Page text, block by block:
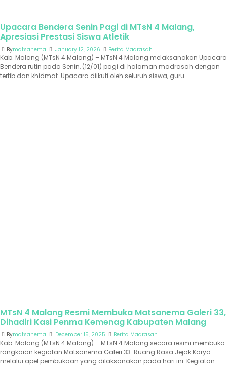
Upacara Bendera Senin Pagi di MTsN 4 Malang,
Apresiasi Prestasi Siswa Atletik
Bymatsanema January 12, 2026 Berita Madrasah
Kab. Malang (MTsN 4 Malang) – MTsN 4 Malang melaksanakan Upacara
Bendera rutin pada Senin, (12/01) pagi di halaman madrasah dengan
tertib dan khidmat. Upacara diikuti oleh seluruh siswa, guru...
MTsN 4 Malang Resmi Membuka Matsanema Galeri 33,
Dihadiri Kasi Penma Kemenag Kabupaten Malang
Bymatsanema December 15, 2025 Berita Madrasah
Kab. Malang (MTsN 4 Malang) – MTsN 4 Malang secara resmi membuka
rangkaian kegiatan Matsanema Galeri 33: Ruang Rasa Jejak Karya
melalui apel pembukaan yang dilaksanakan pada hari ini. Kegiatan...